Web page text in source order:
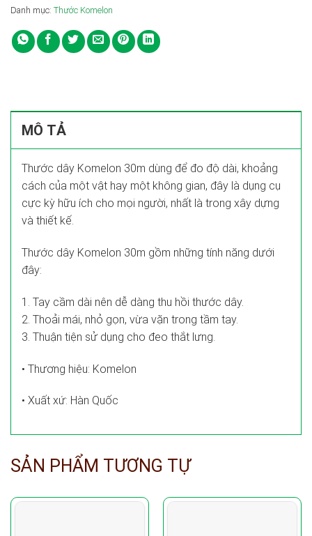
Danh mục: Thước Komelon
MÔ TẢ
Thước dây Komelon 30m dùng để đo độ dài, khoảng
cách của một vật hay một không gian, đây là dụng cụ
cực kỳ hữu ích cho mọi người, nhất là trong xây dựng
và thiết kế.
Thước dây Komelon 30m gồm những tính năng dưới
đây:
1. Tay cầm dài nên dễ dàng thu hồi thước dây.
2. Thoải mái, nhỏ gọn, vừa vặn trong tầm tay.
3. Thuận tiện sử dụng cho đeo thắt lưng.
• Thương hiệu: Komelon
• Xuất xứ: Hàn Quốc
SẢN PHẨM TƯƠNG TỰ